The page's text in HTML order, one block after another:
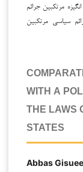
مرتکبین جرائم
سیاسی مرتکبین
WITH A
THE LAWS
STATES
Abbas Gisuee